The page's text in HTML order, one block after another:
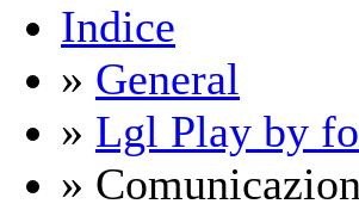
Indice
» General
» Lgl Play by
»